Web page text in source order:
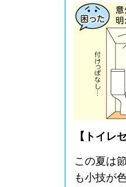
【トイレ
この夏は
も小技が